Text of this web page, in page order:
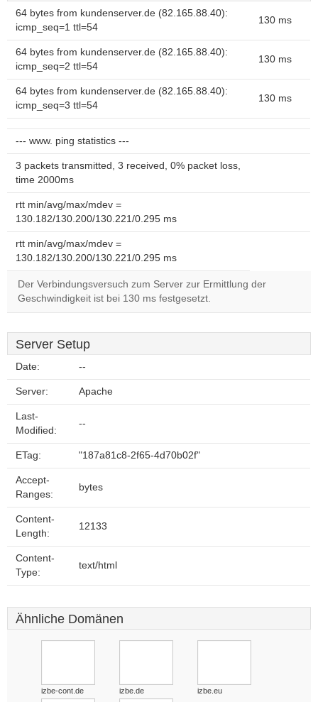
64 bytes from kundenserver.de (82.165.88.40):
icmp_seq=1 ttl=54
130 ms
64 bytes from kundenserver.de (82.165.88.40):
icmp_seq=2 ttl=54
130 ms
64 bytes from kundenserver.de (82.165.88.40):
icmp_seq=3 ttl=54
130 ms
--- www. ping statistics ---
3 packets transmitted, 3 received, 0% packet loss,
time 2000ms
rtt min/avg/max/mdev =
130.182/130.200/130.221/0.295 ms
rtt min/avg/max/mdev =
130.182/130.200/130.221/0.295 ms
Der Verbindungsversuch zum Server zur Ermittlung der
Geschwindigkeit ist bei 130 ms festgesetzt.
Server Setup
Date: --
Server: Apache
Last-
Modified:
--
ETag: "187a81c8-2f65-4d70b02f"
Accept-
Ranges:
bytes
Content-
Length:
12133
Content-
Type:
text/html
Ähnliche Domänen
izbe-cont.de izbe.de izbe.eu